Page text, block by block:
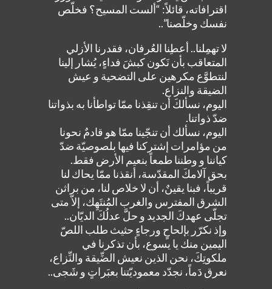
اقترافاته، قائلاً: “ألست المسيح؟ فخلّص
نفسك وخلّصنا”..
لا تهمِلنا.. أعطِنا العُرفان، فقدرنا الأزلي
المتعاقب بأن نَكون كبشَ فداءٍ، يُشار إلينا
لنتطوَّع مكرهين على التضحية و عيش
الضيقة والنزاع.
اليوم، نسألكَ أن تنقِذنا ممّا تواطأنا به بذواتنا
ضدّ ذواتنا.
اليوم، نسألك أن تنجّينا ممّا هو قادمٌ نحونا
من مؤامرات إشتركنا فيها بلصوصيّة ضدّ
كياننا و وطننا طمعاً بنعيم الأرض فقط.
بحق آلامكَ المقدّسة، أنقذنا ممّا يحاك لنا
قريباً، فبنا يقينٌ، أن لا خلاص لنا، من براثن
الشرق المفترس والغرب المُنتَهِك، إلاّ متى
تجلّى عهدكَ الجديد و حلَّ عدلُكَ الديّان..
وإذ نكرّر بإلحاحٍ ورجاءٍ حثيث طلب اللصّ
اليمين منك يا يسوع، بأن تذكرنا في
ملكوتِكَ، نحن الذين نعيش الضِّيقة والنِّزاع،
نعرق دَماً، نجدّد معموديّتنا بعبَراتٍ و شَجى..